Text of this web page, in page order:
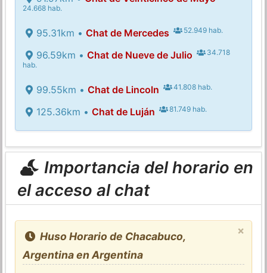
24.668 hab.
95.31km • Chat de Mercedes 52.949 hab.
96.59km • Chat de Nueve de Julio
34.718
hab.
99.55km • Chat de Lincoln 41.808 hab.
125.36km • Chat de Luján 81.749 hab.
Importancia del horario en
el acceso al chat
×
Huso Horario de Chacabuco,
Argentina en Argentina